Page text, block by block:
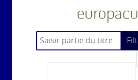
Saisir partie du titre